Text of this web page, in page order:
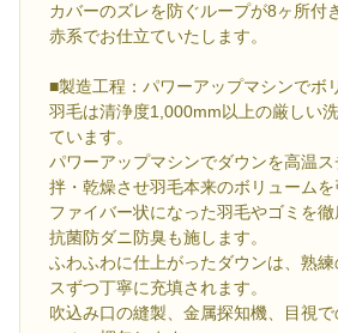
カバーのズレを防ぐループが8ヶ所付
赤系でお仕立ていたします。
■製造工程：パワーアップマシンでボ
羽毛は清浄度1,000mm以上の厳しい
ています。
パワーアップマシンでダウンを高温
拌・乾燥させ羽毛本来のボリュームを
ファイバー状になった羽毛やゴミを
抗菌防ダニ防臭も施します。
ふわふわに仕上がったダウンは、熟
スずつ丁寧に充填されます。
吹込み口の縫製、金属探知機、目視